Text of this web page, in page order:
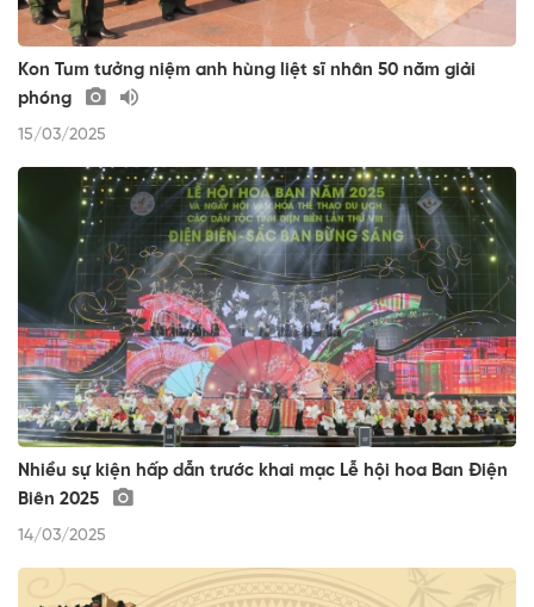
Kon Tum tưởng niệm anh hùng liệt sĩ nhân 50 năm giải
phóng
15/03/2025
Nhiều sự kiện hấp dẫn trước khai mạc Lễ hội hoa Ban Điện
Biên 2025
14/03/2025